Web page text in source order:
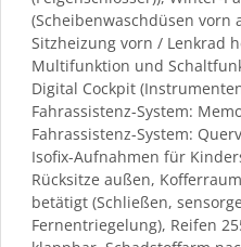
(Scheibenwaschdüsen vorn
Sitzheizung vorn / Lenkrad
Multifunktion und
Digital Cockpit
Fahrassistenz-System:
Fahrassistenz-System:
Isofix-Aufnahmen für
Rücksitze außen,
betätigt (Schließen,
Fernentriegelung), Reifen